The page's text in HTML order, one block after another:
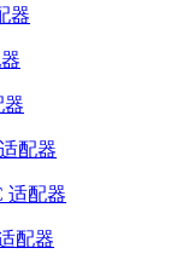
器
器
配器
适配器
配器